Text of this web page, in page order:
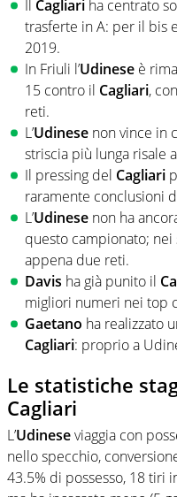
Il Cagliari ha centrato
trasferte in A: per il bis
2019.
In Friuli l’Udinese è
15 contro il Cagliari,
reti.
L’Udinese non vince in
striscia più lunga risale
Il pressing del Cagliari
raramente conclusioni
L’Udinese non ha
questo campionato;
appena due reti.
Davis ha già punito il
migliori numeri nei top
Gaetano ha realizzato
Cagliari: proprio a
Le statistiche
Cagliari
L’Udineseviaggia con
nello specchio,
43.5% di possesso, 18 tiri